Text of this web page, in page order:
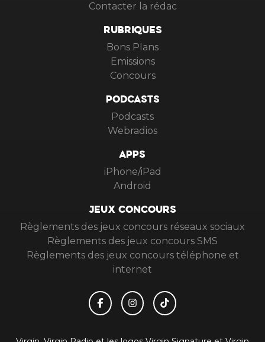
Contacter la rédac
RUBRIQUES
Bons Plans
Emissions
Concours
PODCASTS
Podcasts
Webradios
APPS
iPhone/iPad
Android
JEUX CONCOURS
Règlements des jeux concours réseaux sociaux
Règlements des jeux concours SMS
Règlements des jeux concours téléphone et
internet